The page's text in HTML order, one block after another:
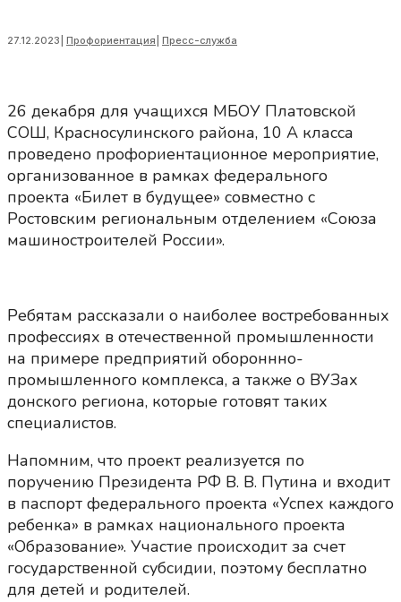
27.12.2023 Профориентация Пресс-служба
26 декабря для учащихся МБОУ Платовской
СОШ, Красносулинского района, 10 А класса
проведено профориентационное мероприятие,
организованное в рамках федерального
проекта «Билет в будущее» совместно с
Ростовским региональным отделением «Союза
машиностроителей России».
Ребятам рассказали о наиболее востребованных
профессиях в отечественной промышленности
на примере предприятий обороннно-
промышленного комплекса, а также о ВУЗах
донского региона, которые готовят таких
специалистов.
Напомним, что проект реализуется по
поручению Президента РФ В. В. Путина и входит
в паспорт федерального проекта «Успех каждого
ребенка» в рамках национального проекта
«Образование». Участие происходит за счет
государственной субсидии, поэтому бесплатно
для детей и родителей.